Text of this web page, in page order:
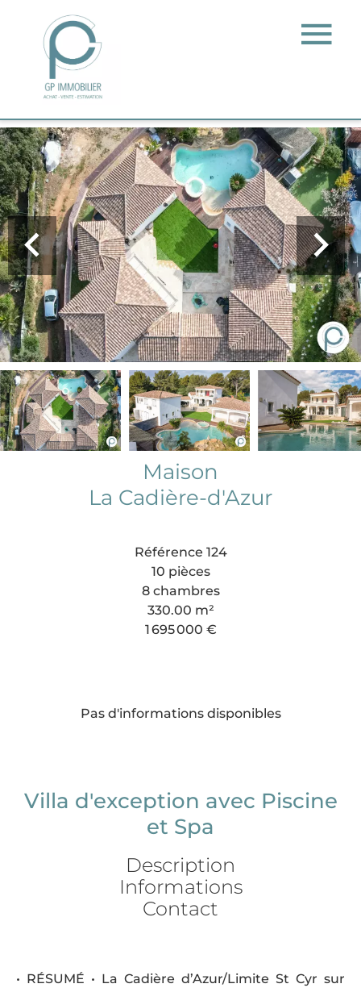
Maison
La Cadière-d'Azur
Référence 124
10 pièces
8 chambres
330.00 m²
1 695 000 €
Pas d'informations disponibles
Villa d'exception avec Piscine
et Spa
Description
Informations
Contact
• RÉSUMÉ • La Cadière d’Azur/Limite St Cyr sur